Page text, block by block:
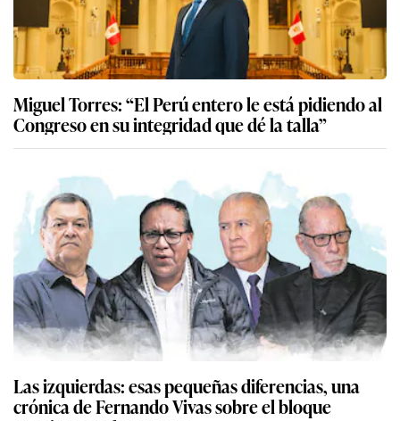
Miguel Torres: “El Perú entero le está pidiendo al
Congreso en su integridad que dé la talla”
Las izquierdas: esas pequeñas diferencias, una
crónica de Fernando Vivas sobre el bloque